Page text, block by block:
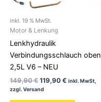
inkl. 19 % MwSt.
Motor & Lenkung
Lenkhydraulik
Verbindungsschlauch oben
2,5L V6 – NEU
149,90€119,90€ inkl. MwSt,
zzgl. Versand